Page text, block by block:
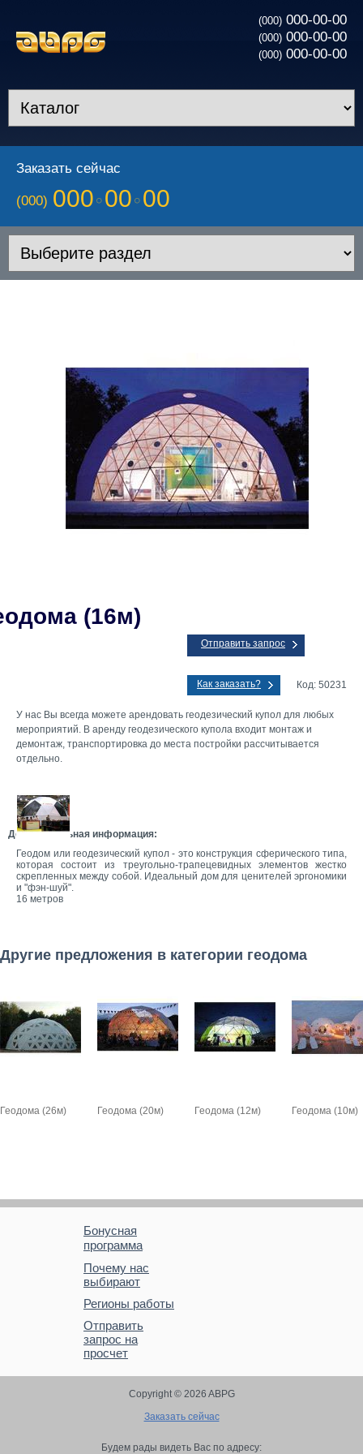
(000) 000-00-00
(000) 000-00-00
(000) 000-00-00
Заказать сейчас
(000) 000 00 00
(16м)
Отправить запрос
Как заказать? Код: 50231
У нас Вы всегда можете арендовать геодезический купол для любых
мероприятий. В аренду геодезического купола входит монтаж и
демонтаж, транспортировка до места постройки рассчитывается
отдельно.
Дополнительная информация:
Геодом или геодезический купол - это конструкция сферического типа,
которая состоит из треугольно-трапецевидных элементов жестко
скрепленных между собой. Идеальный дом для ценителей эргономики
и "фэн-шуй".
16 метров
Другие предложения в категории геодома
Геодома (26м) Геодома (20м) Геодома (12м) Геодома (10м)
Бонусная
программа
Почему нас
выбирают
Регионы работы
Отправить
запрос на
просчет
Copyright © 2026 ABPG
Заказать сейчас
Будем рады видеть Вас по адресу: